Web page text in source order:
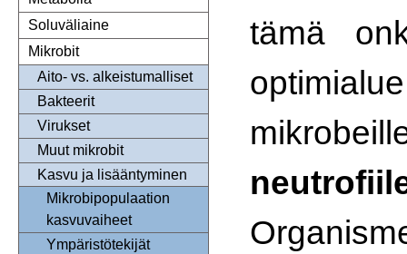
Soluväliaine
Mikrobit
Aito- vs. alkeistumalliset
Bakteerit
Virukset
Muut mikrobit
Kasvu ja lisääntyminen
Mikrobipopulaation
kasvuvaiheet
Ympäristötekijät
tämä